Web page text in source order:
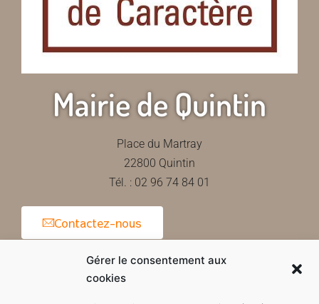
Gérer le consentement aux
cookies
Mairie de Quintin
Place du Martray
22800 Quintin
Tél. : 02 96 74 84 01
Contactez-nous